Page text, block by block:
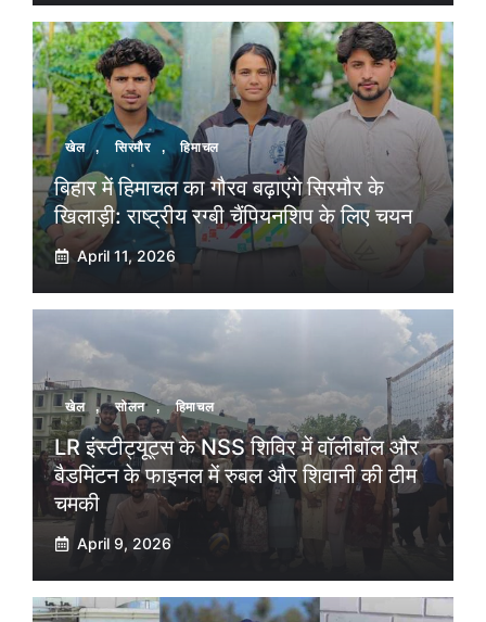
खेल , सिरमौर , हिमाचल
बिहार में हिमाचल का गौरव बढ़ाएंगे सिरमौर के
खिलाड़ी: राष्ट्रीय रग्बी चैंपियनशिप के लिए चयन
April 11, 2026
खेल , सोलन , हिमाचल
LR इंस्टीट्यूट्स के NSS शिविर में वॉलीबॉल और
बैडमिंटन के फाइनल में रुबल और शिवानी की टीम
चमकी
April 9, 2026